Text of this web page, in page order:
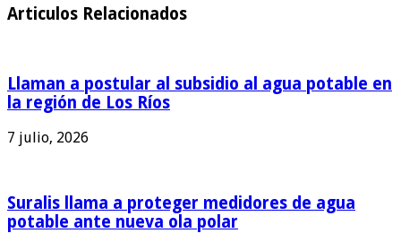
Articulos Relacionados
Llaman a postular al subsidio al agua potable en
la región de Los Ríos
7 julio, 2026
Suralis llama a proteger medidores de agua
potable ante nueva ola polar